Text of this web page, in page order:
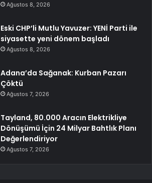
Ağustos 8, 2026
Eski CHP’li Mutlu Yavuzer: YENİ Parti ile
siyasette yeni dönem başladı
Ağustos 8, 2026
Adana’da Sağanak: Kurban Pazarı
Çöktü
Ağustos 7, 2026
Tayland, 80.000 Aracın Elektrikliye
Dönüşümü İçin 24 Milyar Bahtlık Planı
Değerlendiriyor
Ağustos 7, 2026